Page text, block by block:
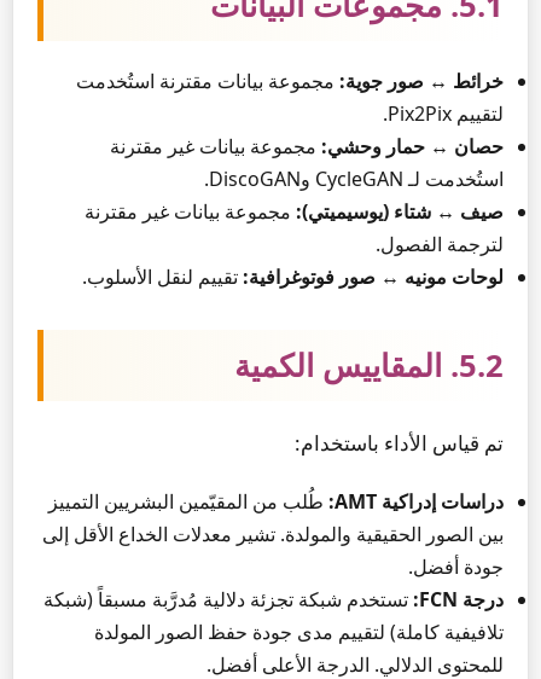
خرائط ↔ صور جوية: مجموعة بيانات مقترنة استُخدمت
لتقييم Pix2Pix.
حصان ↔ حمار وحشي: مجموعة بيانات غير مقترنة
استُخدمت لـ CycleGAN وDiscoGAN.
صيف ↔ شتاء (يوسيميتي): مجموعة بيانات غير مقترنة
لترجمة الفصول.
لوحات مونيه ↔ صور فوتوغرافية: تقييم لنقل الأسلوب.
5.2. المقاييس الكمية
تم قياس الأداء باستخدام:
دراسات إدراكية AMT:
طُلب من المقيّمين البشريين التمييز
بين الصور الحقيقية والمولدة. تشير معدلات الخداع الأقل إلى
جودة أفضل.
درجة FCN:
تستخدم شبكة تجزئة دلالية مُدرَّبة مسبقاً (شبكة
تلافيفية كاملة) لتقييم مدى جودة حفظ الصور المولدة
للمحتوى الدلالي. الدرجة الأعلى أفضل.